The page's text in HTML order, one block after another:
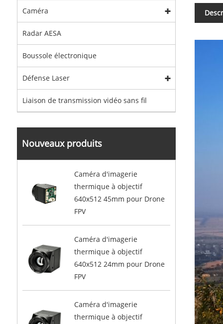
Caméra
Radar AESA
Boussole électronique
Défense Laser
Liaison de transmission vidéo sans fil
Nouveaux produits
Caméra d'imagerie
thermique à objectif
640x512 45mm pour Drone
FPV
Caméra d'imagerie
thermique à objectif
640x512 24mm pour Drone
FPV
Caméra d'imagerie
thermique à objectif